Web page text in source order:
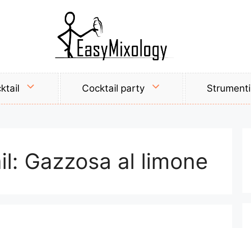
Cocktail party Strumenti
Gazzosa al limone